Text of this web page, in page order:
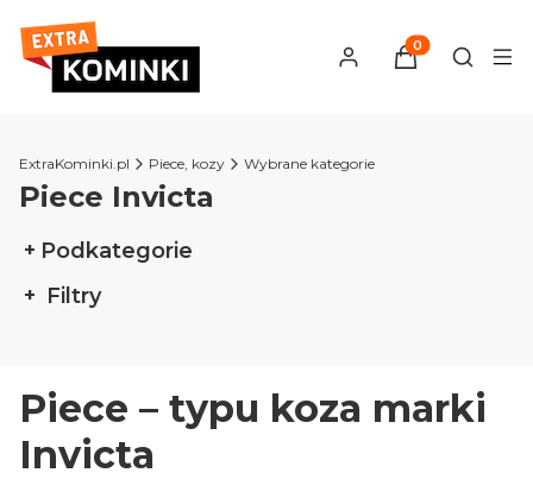
Produkty w
Otwórz
ExtraKominki.pl Piece, kozy Wybrane kategorie
Piece Invicta
Podkategorie
Filtry
Piece – typu koza marki
Invicta